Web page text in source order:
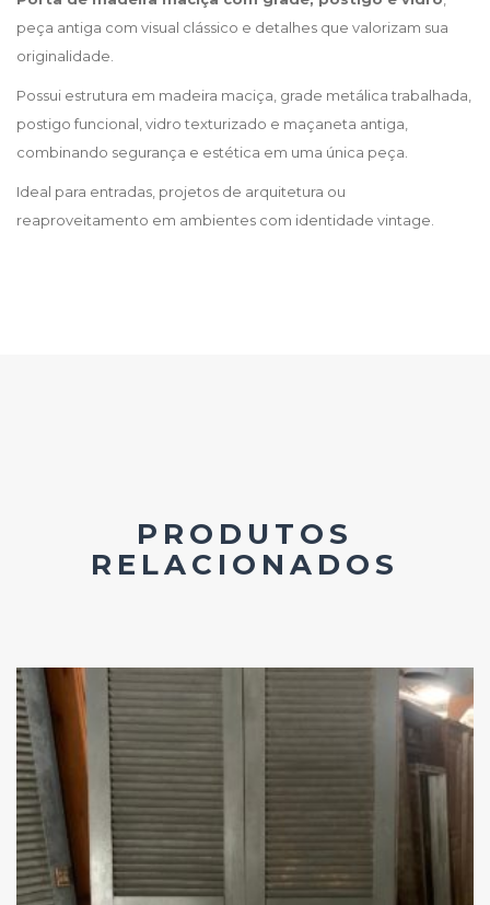
peça antiga com visual clássico e detalhes que valorizam sua
originalidade.
Possui estrutura em madeira maciça, grade metálica trabalhada,
postigo funcional, vidro texturizado e maçaneta antiga,
combinando segurança e estética em uma única peça.
Ideal para entradas, projetos de arquitetura ou
reaproveitamento em ambientes com identidade vintage.
PRODUTOS
RELACIONADOS